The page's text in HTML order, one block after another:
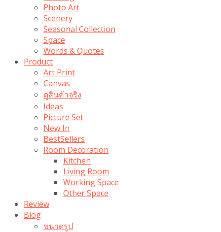
Photo Art
Scenery
Seasonal Collection
Space
Words & Quotes
Product
Art Print
Canvas
ดูสินค้าจริง
Ideas
Picture Set
New In
BestSellers
Room Decoration
Kitchen
Living Room
Working Space
Other Space
Review
Blog
ขนาดรูป